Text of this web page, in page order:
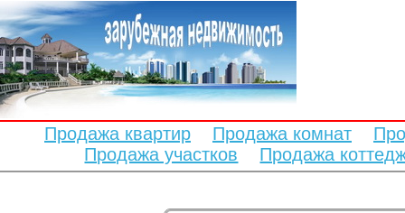
Продажа квартир Продажа комнат
Продажа участков
Продажа